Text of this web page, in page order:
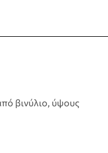
βινύλιο, ύψους